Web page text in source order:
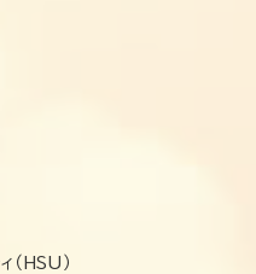
（HSU）